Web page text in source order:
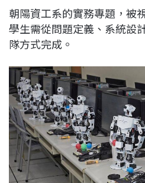
朝陽資工系的實務專題，被
學生需從問題定義、系統設
隊方式完成。